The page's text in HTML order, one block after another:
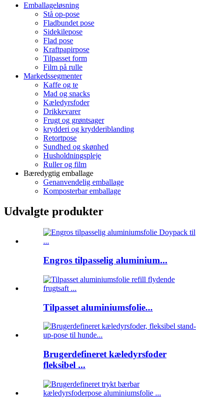
Emballageløsning
Stå op-pose
Fladbundet pose
Sidekilepose
Flad pose
Kraftpapirpose
Tilpasset form
Film på rulle
Markedssegmenter
Kaffe og te
Mad og snacks
Kæledyrsfoder
Drikkevarer
Frugt og grøntsager
krydderi og krydderiblanding
Retortpose
Sundhed og skønhed
Husholdningspleje
Ruller og film
Bæredygtig emballage
Genanvendelig emballage
Komposterbar emballage
Udvalgte produkter
Engros tilpasselig aluminium...
Tilpasset aluminiumsfolie...
Brugerdefineret kæledyrsfoder
fleksibel ...